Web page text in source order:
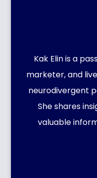
Kak Elin is a
marketer, and
neurodivergent
She shares
valuable